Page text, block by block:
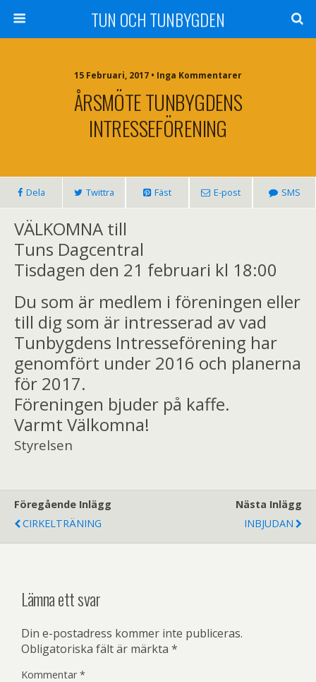
TUN OCH TUNBYGDEN
15 Februari, 2017 • Inga Kommentarer
ÅRSMÖTE TUNBYGDENS
INTRESSEFÖRENING
Dela Twittra Fäst E-post SMS
VÄLKOMNA till
Tuns Dagcentral
Tisdagen den 21 februari kl 18:00
Du som är medlem i föreningen eller
till dig som är intresserad av vad
Tunbygdens Intresseförening har
genomfört under 2016 och planerna
för 2017.
Föreningen bjuder på kaffe.
Varmt Välkomna!
Styrelsen
Föregående Inlägg
CIRKELTRÄNING
Nästa Inlägg
INBJUDAN
Lämna ett svar
Din e-postadress kommer inte publiceras.
Obligatoriska fält är märkta *
Kommentar*